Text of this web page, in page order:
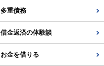
多重債務
借金返済の体験談
お金を借りる